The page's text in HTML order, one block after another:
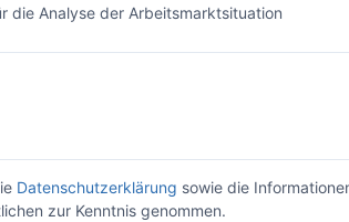
die Analyse der Arbeitsmarktsituation
Datenschutzerklärung sowie die
zur Kenntnis genommen.